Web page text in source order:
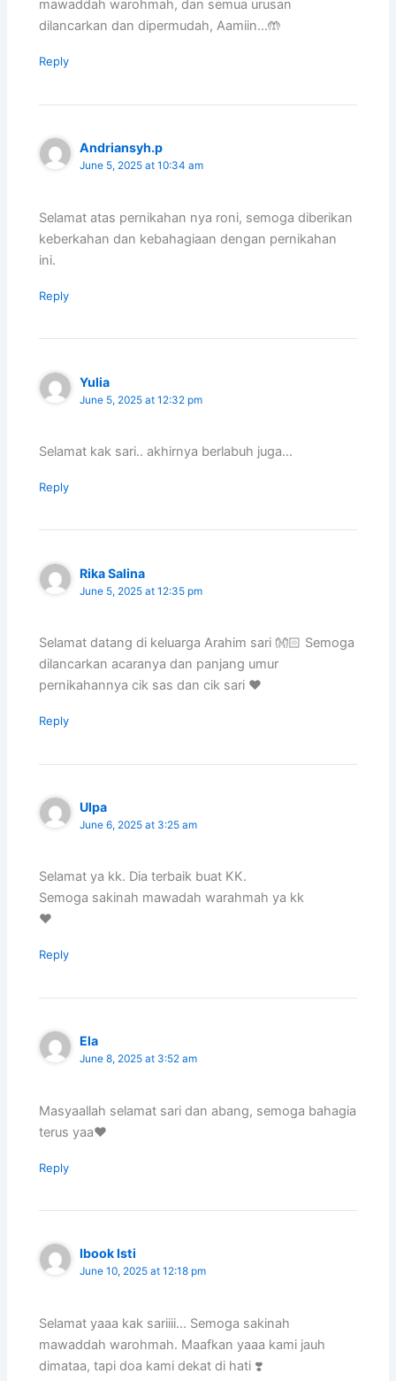
mawaddah warohmah, dan semua urusan
dilancarkan dan dipermudah, Aamiin…🤲
Reply
Andriansyh.p
June 5, 2025 at 10:34 am
Selamat atas pernikahan nya roni, semoga diberikan
keberkahan dan kebahagiaan dengan pernikahan
ini.
Reply
Yulia
June 5, 2025 at 12:32 pm
Selamat kak sari.. akhirnya berlabuh juga…
Reply
Rika Salina
June 5, 2025 at 12:35 pm
Selamat datang di keluarga Arahim sari 👐🏻 Semoga
dilancarkan acaranya dan panjang umur
pernikahannya cik sas dan cik sari ❤️
Reply
Ulpa
June 6, 2025 at 3:25 am
Selamat ya kk. Dia terbaik buat KK.
Semoga sakinah mawadah warahmah ya kk
❤️
Reply
Ela
June 8, 2025 at 3:52 am
Masyaallah selamat sari dan abang, semoga bahagia
terus yaa❤️
Reply
Ibook Isti
June 10, 2025 at 12:18 pm
Selamat yaaa kak sariiii… Semoga sakinah
mawaddah warohmah. Maafkan yaaa kami jauh
dimataa, tapi doa kami dekat di hati ❣️